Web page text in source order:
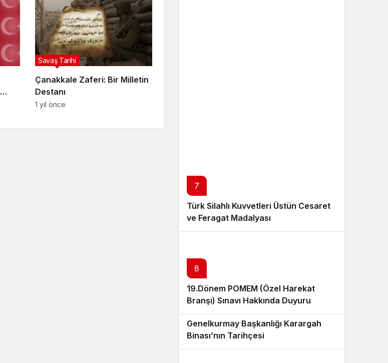
Çanakkale Zaferi: Bir Milletin
Destanı
Savaş Tarihi
1 yıl önce
7
Türk Silahlı Kuvvetleri Üstün Cesaret
ve Feragat Madalyası
8
19.Dönem POMEM (Özel Harekat
Branşı) Sınavı Hakkında Duyuru
9
Genelkurmay Başkanlığı Karargah
Binası’nın Tarihçesi